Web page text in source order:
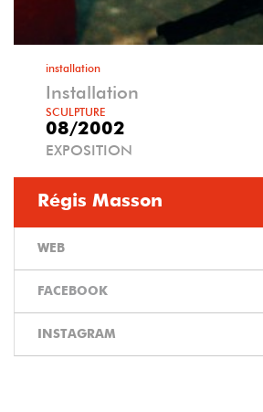
installation
Installation
SCULPTURE
08/2002
EXPOSITION
Régis Masson
WEB
FACEBOOK
INSTAGRAM